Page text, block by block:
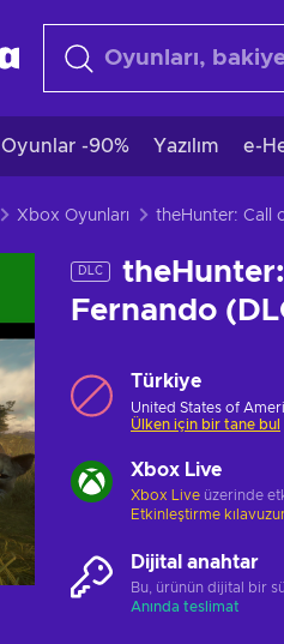
Oyunlar -90% Yazılım e-
Xbox Oyunları theHunter: Call
DLC
Fernando
Türkiye
United States of
Ülken için bir tane bul
Xbox Live
Xbox Live üzerinde
Etkinleştirme
Dijital anahtar
Bu, ürünün dijital bir
Anında teslimat